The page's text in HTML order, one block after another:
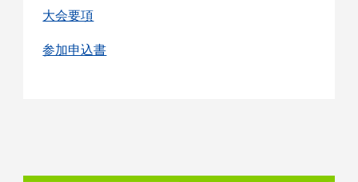
大会要項
参加申込書